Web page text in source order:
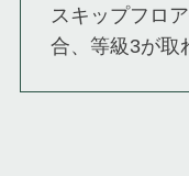
スキップフロ
合、等級3が取